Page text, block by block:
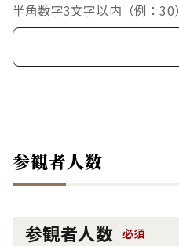
半角数字3文字以内（例：30）
参観者人数
参観者人数 必須